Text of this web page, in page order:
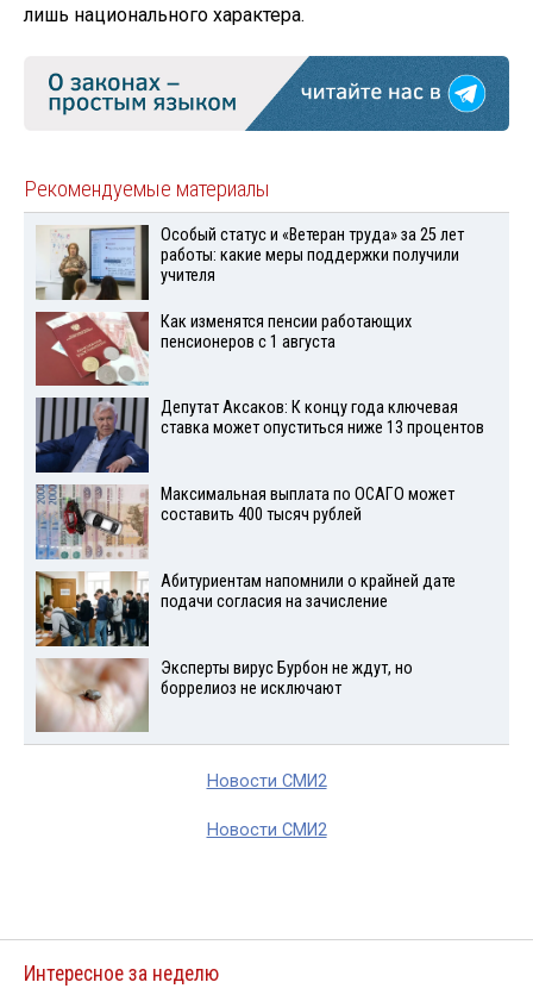
лишь национального характера.
Рекомендуемые материалы
Особый статус и «Ветеран труда» за 25 лет
работы: какие меры поддержки получили
учителя
Как изменятся пенсии работающих
пенсионеров с 1 августа
Депутат Аксаков: К концу года ключевая
ставка может опуститься ниже 13 процентов
Максимальная выплата по ОСАГО может
составить 400 тысяч рублей
Абитуриентам напомнили о крайней дате
подачи согласия на зачисление
Эксперты вирус Бурбон не ждут, но
боррелиоз не исключают
Новости СМИ2
Новости СМИ2
Интересное за неделю